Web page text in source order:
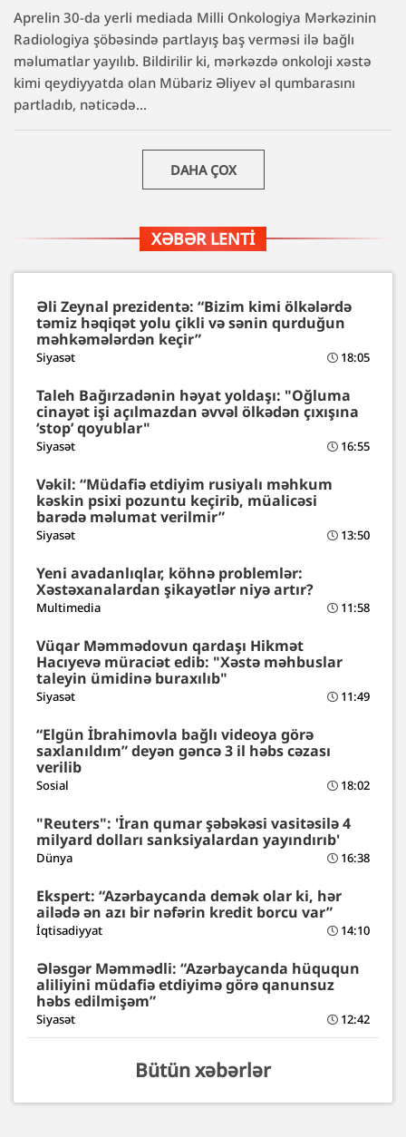
Aprelin 30-da yerli mediada Milli Onkologiya Mərkəzinin
Radiologiya şöbəsində partlayış baş verməsi ilə bağlı
məlumatlar yayılıb. Bildirilir ki, mərkəzdə onkoloji xəstə
kimi qeydiyyatda olan Mübariz Əliyev əl qumbarasını
partladıb, nəticədə...
DAHA ÇOX
XƏBƏR LENTI
Əli Zeynal prezidentə: “Bizim kimi ölkələrdə
təmiz həqiqət yolu çikli və sənin qurduğun
məhkəmələrdən keçir”
Siyasət 18:05
Taleh Bağırzadənin həyat yoldaşı: "Oğluma
cinayət işi açılmazdan əvvəl ölkədən çıxışına
‘stop’ qoyublar"
Siyasət 16:55
Vəkil: “Müdafiə etdiyim rusiyalı məhkum
kəskin psixi pozuntu keçirib, müalicəsi
barədə məlumat verilmir”
Siyasət 13:50
Yeni avadanlıqlar, köhnə problemlər:
Xəstəxanalardan şikayətlər niyə artır?
Multimedia 11:58
Vüqar Məmmədovun qardaşı Hikmət
Hacıyevə müraciət edib: "Xəstə məhbuslar
taleyin ümidinə buraxılıb"
Siyasət 11:49
“Elgün İbrahimovla bağlı videoya görə
saxlanıldım” deyən gəncə 3 il həbs cəzası
verilib
Sosial 18:02
"Reuters": 'İran qumar şəbəkəsi vasitəsilə 4
milyard dolları sanksiyalardan yayındırıb'
Dünya 16:38
Ekspert: “Azərbaycanda demək olar ki, hər
ailədə ən azı bir nəfərin kredit borcu var”
İqtisadiyyat 14:10
Ələsgər Məmmədli: “Azərbaycanda hüququn
aliliyini müdafiə etdiyimə görə qanunsuz
həbs edilmişəm”
Siyasət 12:42
Bütün xəbərlər